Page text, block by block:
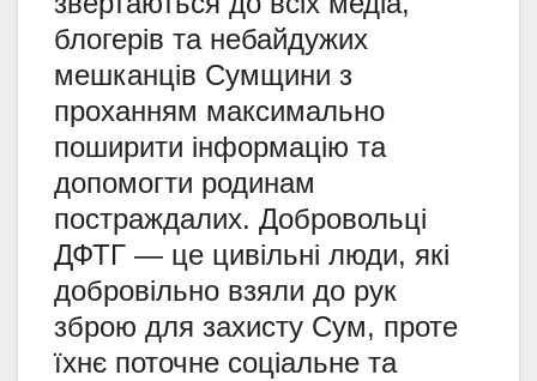
блогерів та небайдужих
мешканців Сумщини з
проханням максимально
поширити інформацію та
допомогти родинам
постраждалих. Добровольці
ДФТГ — це цивільні люди, які
добровільно взяли до рук
зброю для захисту Сум, проте
їхнє поточне соціальне та